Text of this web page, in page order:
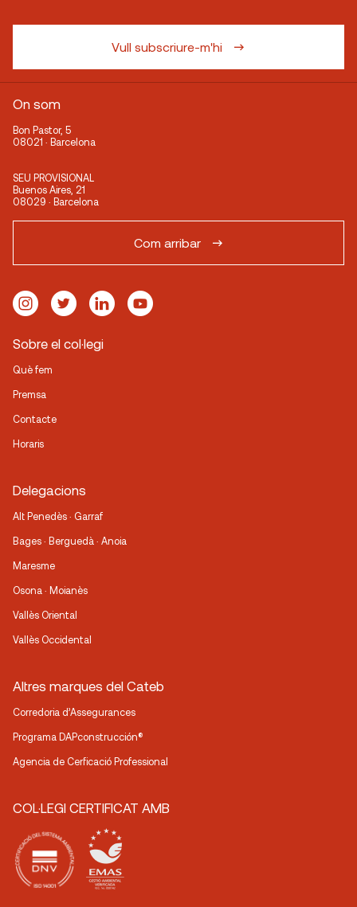
Vull subscriure-m'hi
On som
Bon Pastor, 5
08021 · Barcelona
SEU PROVISIONAL
Buenos Aires, 21
08029 · Barcelona
Com arribar
Sobre el col·legi
Què fem
Premsa
Contacte
Horaris
Delegacions
Alt Penedès · Garraf
Bages · Berguedà · Anoia
Maresme
Osona · Moianès
Vallès Oriental
Vallès Occidental
Altres marques del Cateb
Corredoria d’Assegurances
Programa DAPconstrucción®
Agencia de Cerficació Professional
COL·LEGI CERTIFICAT AMB